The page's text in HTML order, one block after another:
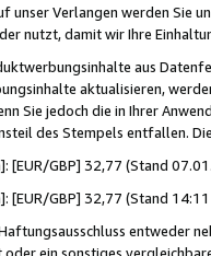
unser Verlangen werden Sie
nutzt, damit wir Ihre
aus
aktualisieren,
Sie jedoch die in Ihrer
des Stempels entfallen.
[EUR/GBP] 32,77 (Stand
[EUR/GBP] 32,77 (Stand
entweder
ein sonstiges